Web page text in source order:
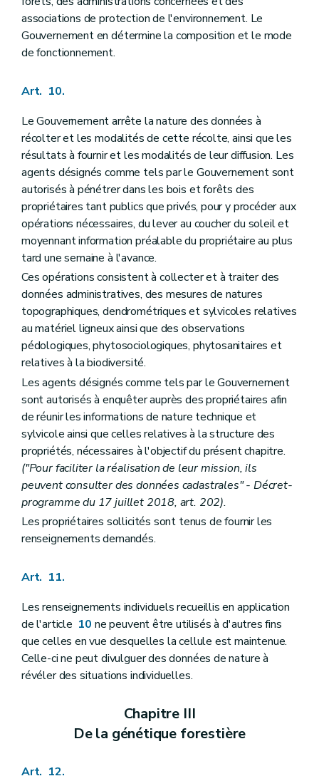
associations de protection de l'environnement. Le
Gouvernement en détermine la composition et le mode
de fonctionnement.
Art. 10.
Le Gouvernement arrête la nature des données à
récolter et les modalités de cette récolte, ainsi que les
résultats à fournir et les modalités de leur diffusion. Les
agents désignés comme tels par le Gouvernement sont
autorisés à pénétrer dans les bois et forêts des
propriétaires tant publics que privés, pour y procéder aux
opérations nécessaires, du lever au coucher du soleil et
moyennant information préalable du propriétaire au plus
tard une semaine à l'avance.
Ces opérations consistent à collecter et à traiter des
données administratives, des mesures de natures
topographiques, dendrométriques et sylvicoles relatives
au matériel ligneux ainsi que des observations
pédologiques, phytosociologiques, phytosanitaires et
relatives à la biodiversité.
Les agents désignés comme tels par le Gouvernement
sont autorisés à enquêter auprès des propriétaires afin
de réunir les informations de nature technique et
sylvicole ainsi que celles relatives à la structure des
propriétés, nécessaires à l'objectif du présent chapitre.
("Pour faciliter la réalisation de leur mission, ils
peuvent consulter des données cadastrales" - Décret-
programme du 17 juillet 2018, art. 202).
Les propriétaires sollicités sont tenus de fournir les
renseignements demandés.
Art. 11.
Les renseignements individuels recueillis en application
de l'article 10 ne peuvent être utilisés à d'autres fins
que celles en vue desquelles la cellule est maintenue.
Celle-ci ne peut divulguer des données de nature à
révéler des situations individuelles.
Chapitre III
De la génétique forestière
Art. 12.